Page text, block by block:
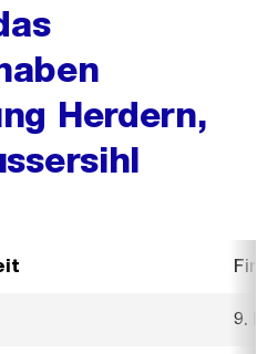
Herdern,
9.